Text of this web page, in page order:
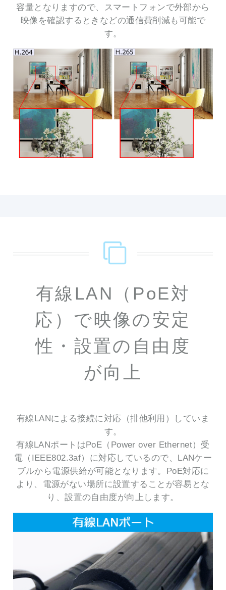
容量となりますので、スマートフォンで外部から
映像を確認するときなどの通信費削減も可能で
す。
有線LAN（PoE対
応）で映像の安定
性・設置の自由度
が向上
有線LANによる接続に対応（排他利用）していま
す。
有線LANポートはPoE（Power over Ethernet）受
電（IEEE802.3af）に対応しているので、LANケー
ブルから電源供給が可能となります。PoE対応に
より、電源がない場所に設置することが容易とな
り、設置の自由度が向上します。